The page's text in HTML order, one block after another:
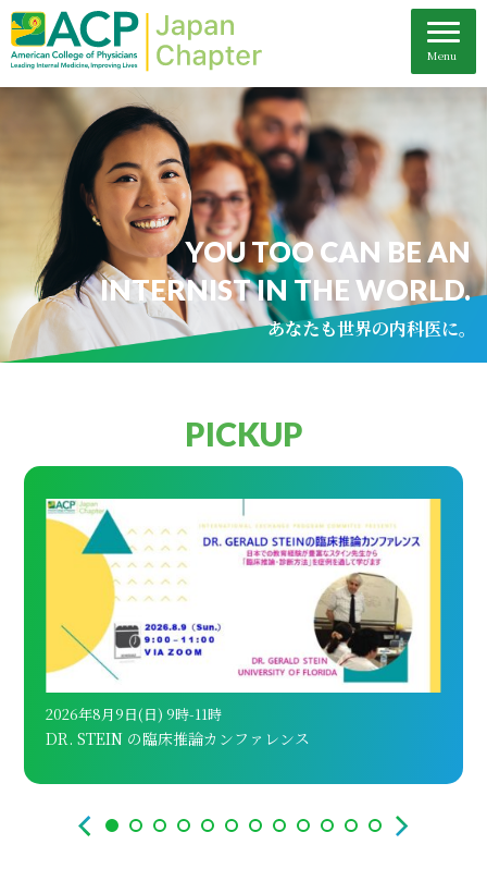
YOU TOO CAN BE AN
INTERNIST IN THE WORLD.
あなたも世界の内科医に。
PICKUP
2026年8月9日(日) 9時-11時
DR. STEIN の臨床推論カンファレンス